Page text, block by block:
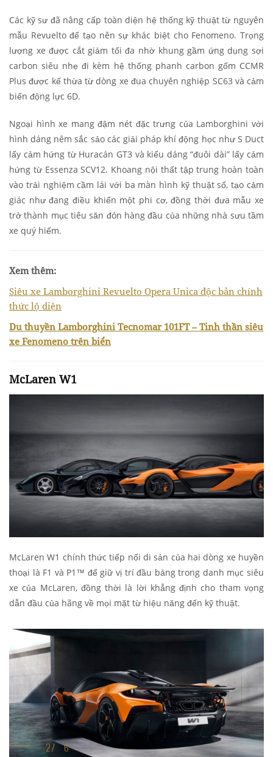
Các kỹ sư đã nâng cấp toàn diện hệ thống kỹ thuật từ nguyên
mẫu Revuelto để tạo nên sự khác biệt cho Fenomeno. Trọng
lượng xe được cắt giảm tối đa nhờ khung gầm ứng dụng sợi
carbon siêu nhẹ đi kèm hệ thống phanh carbon gốm CCMR
Plus được kế thừa từ dòng xe đua chuyên nghiệp SC63 và cảm
biến động lực 6D.
Ngoại hình xe mang đậm nét đặc trưng của Lamborghini với
hình dáng nêm sắc sảo các giải pháp khí động học như S Duct
lấy cảm hứng từ Huracán GT3 và kiểu dáng “đuôi dài” lấy cảm
hứng từ Essenza SCV12. Khoang nội thất tập trung hoàn toàn
vào trải nghiệm cầm lái với ba màn hình kỹ thuật số, tạo cảm
giác như đang điều khiển một phi cơ, đồng thời đưa mẫu xe
trở thành mục tiêu săn đón hàng đầu của những nhà sưu tầm
xe quý hiếm.
Xem thêm:
Siêu xe Lamborghini Revuelto Opera Unica độc bản chính
thức lộ diện
Du thuyền Lamborghini Tecnomar 101FT – Tinh thần siêu
xe Fenomeno trên biển
McLaren W1
McLaren W1 chính thức tiếp nối di sản của hai dòng xe huyền
thoại là F1 và P1™ để giữ vị trí đầu bảng trong danh mục siêu
xe của McLaren, đồng thời là lời khẳng định cho tham vọng
dẫn đầu của hãng về mọi mặt từ hiệu năng đến kỹ thuật.